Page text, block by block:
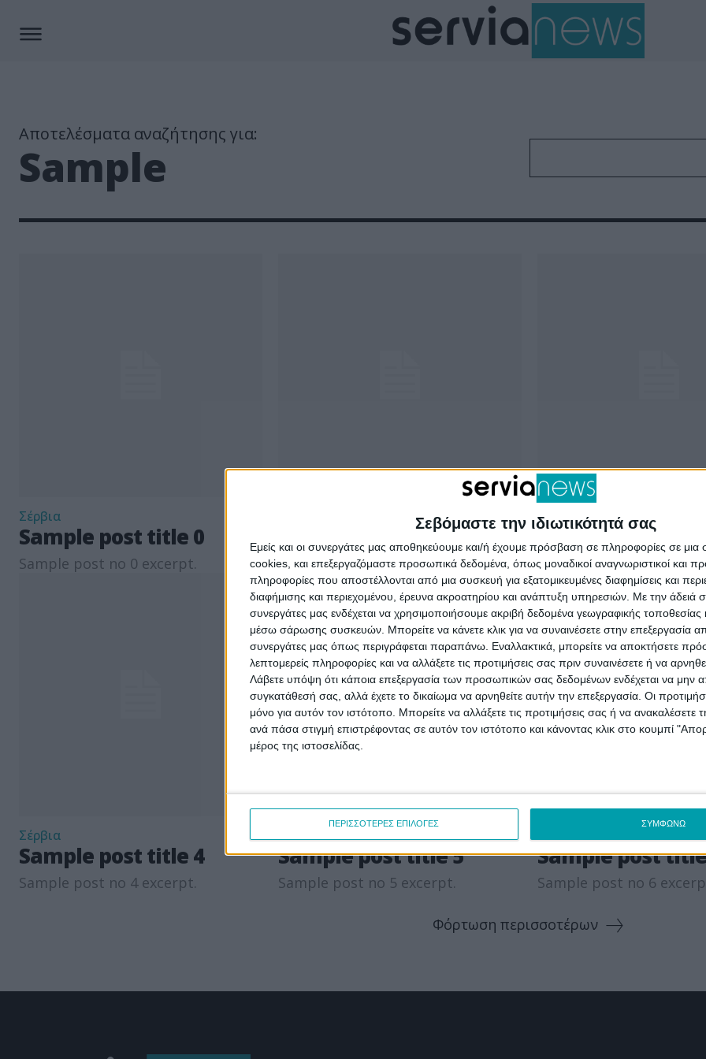
Σεβόμαστε την ιδιωτικότητά σας
Εμείς και οι συνεργάτες μας αποθηκεύουμε και/ή έχουμε πρόσβαση σε πληροφορίες σε
cookies, και επεξεργαζόμαστε προσωπικά δεδομένα, όπως μοναδικοί αναγνωριστικοί και
πληροφορίες που αποστέλλονται από μια συσκευή για εξατομικευμένες διαφημίσεις και
διαφήμισης και περιεχομένου, έρευνα ακροατηρίου και ανάπτυξη υπηρεσιών. Με την άδειά
συνεργάτες μας ενδέχεται να χρησιμοποιήσουμε ακριβή δεδομένα γεωγραφικής τοποθεσίας
μέσω σάρωσης συσκευών. Μπορείτε να κάνετε κλικ για να συναινέσετε στην επεξεργασία
συνεργάτες μας όπως περιγράφεται παραπάνω. Εναλλακτικά, μπορείτε να αποκτήσετε
λεπτομερείς πληροφορίες και να αλλάξετε τις προτιμήσεις σας πριν συναινέσετε ή να
Λάβετε υπόψη ότι κάποια επεξεργασία των προσωπικών σας δεδομένων ενδέχεται να μην
συγκατάθεσή σας, αλλά έχετε το δικαίωμα να αρνηθείτε αυτήν την επεξεργασία. Οι
μόνο για αυτόν τον ιστότοπο. Μπορείτε να αλλάξετε τις προτιμήσεις σας ή να ανακαλέσετε
ανά πάσα στιγμή επιστρέφοντας σε αυτόν τον ιστότοπο και κάνοντας κλικ στο κουμπί
μέρος της ιστοσελίδας.
ΠΕΡΙΣΣΟΤΕΡΕΣ ΕΠΙΛΟΓΕΣ ΣΥΜΦΩΝΩ
Αποτελέσματα αναζήτησης για:
Sample
Σέρβια
Sample post title 0
Sample post no 0 excerpt.
Sample post title 1
Sample post no 1 excerpt.
Σέρβια
Sample post title
Sample post no 2
Σέρβια
Sample post title 4
Sample post no 4 excerpt.
Σέρβια
Sample post title 5
Sample post no 5 excerpt.
Sample post
Sample post no 6
Φόρτωση περισσοτέρων